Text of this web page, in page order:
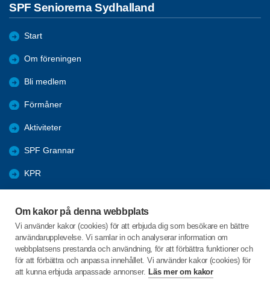
Om kakor på denna webbplats
Vi använder kakor (cookies) för att erbjuda dig som besökare en bättre
användarupplevelse. Vi samlar in och analyserar information om
webbplatsens prestanda och användning, för att förbättra funktioner och
för att förbättra och anpassa innehållet. Vi använder kakor (cookies) för
att kunna erbjuda anpassade annonser. Läs mer om kakor
SPF Seniorerna Sydhalland
Start
Om föreningen
Bli medlem
Förmåner
Aktiviteter
SPF Grannar
KPR
Utbildningsmaterial dator och smart-phones
C/o:Gunnel Fabricius